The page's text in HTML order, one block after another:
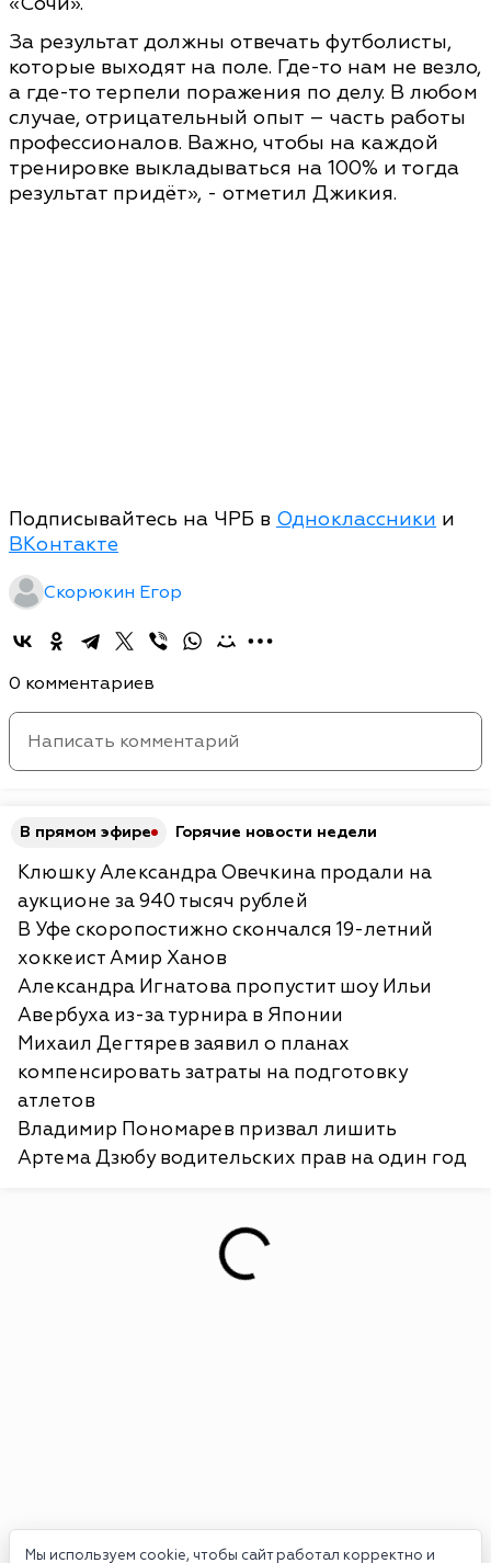
Мы используем cookie, чтобы сайт работал корректно и
За результат должны отвечать футболисты,
которые выходят на поле. Где-то нам не везло,
а где-то терпели поражения по делу. В любом
случае, отрицательный опыт – часть работы
профессионалов. Важно, чтобы на каждой
тренировке выкладываться на 100% и тогда
результат придёт», - отметил Джикия.
Подписывайтесь на ЧРБ в Одноклассники и
ВКонтакте
Скорюкин Егор
0 комментариев
В прямом эфире Горячие новости недели
Клюшку Александра Овечкина продали на
аукционе за 940 тысяч рублей
В Уфе скоропостижно скончался 19-летний
хоккеист Амир Ханов
Александра Игнатова пропустит шоу Ильи
Авербуха из-за турнира в Японии
Михаил Дегтярев заявил о планах
компенсировать затраты на подготовку
атлетов
Владимир Пономарев призвал лишить
Артема Дзюбу водительских прав на один год